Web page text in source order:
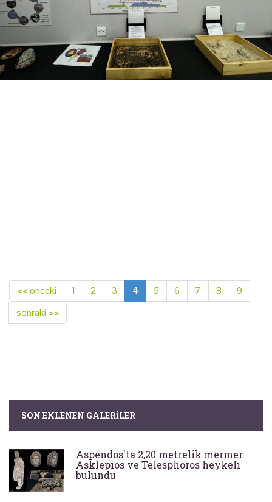
<< önceki 1 2 3 4 5 6 7 8
9
sonraki >>
SON EKLENEN GALERILER
Aspendos'ta 2,20 metrelik mermer
Asklepios ve Telesphoros heykeli
bulundu